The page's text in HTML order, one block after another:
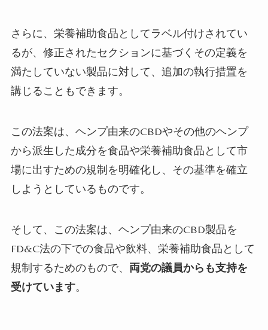
さらに、栄養補助食品としてラベル付けされてい
るが、修正されたセクションに基づくその定義を
満たしていない製品に対して、追加の執行措置を
講じることもできます。
この法案は、ヘンプ由来のCBDやその他のヘンプ
から派生した成分を食品や栄養補助食品として市
場に出すための規制を明確化し、その基準を確立
しようとしているものです。
そして、この法案は、ヘンプ由来のCBD製品を
FD&C法の下での食品や飲料、栄養補助食品として
規制するためのもので、 両党の議員からも支持を
受けています。